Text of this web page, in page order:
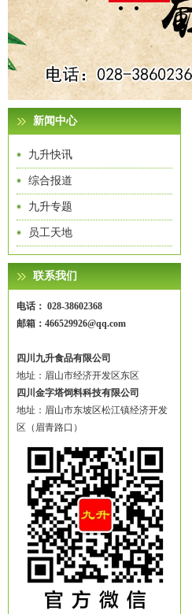
新闻中心
九升快讯
综合报道
九升专题
员工天地
联系我们
电话： 028-38602368
邮箱：466529926@qq.com
四川九升食品有限公司
地址：眉山市经济开发区东区
四川金字塔饲料科技有限公司
地址：眉山市东坡区松江镇经济开发
区（眉青路口）